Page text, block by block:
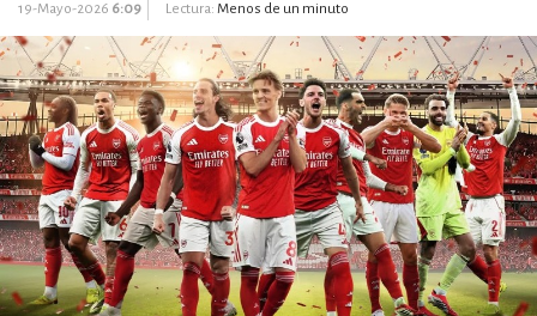
19-Mayo-2026 6:09 Lectura: Menos de un minuto